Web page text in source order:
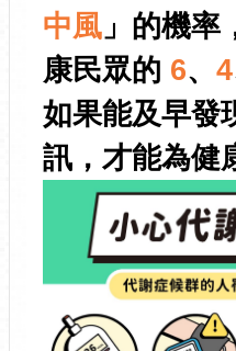
中風 」的機率
康民眾的 6、 4
如果能及早發
訊，才能為健